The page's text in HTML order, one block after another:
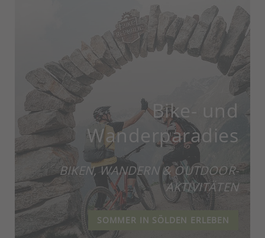
Bike- und
Wanderparadies
BIKEN, WANDERN & OUTDOOR-
AKTIVITÄTEN
SOMMER IN SÖLDEN ERLEBEN